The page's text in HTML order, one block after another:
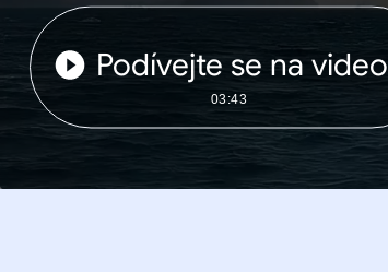
Podívejte se na video
03:43